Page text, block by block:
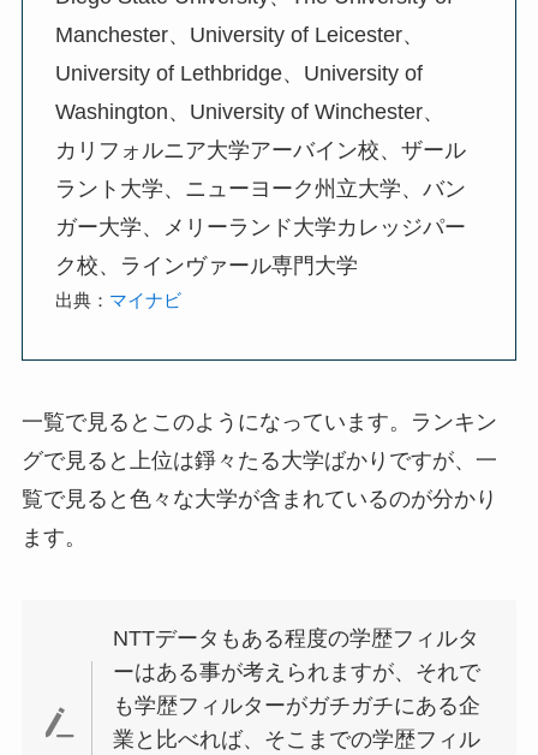
Manchester、University of Leicester、
University of Lethbridge、University of
Washington、University of Winchester、
カリフォルニア大学アーバイン校、ザール
ラント大学、ニューヨーク州立大学、バン
ガー大学、メリーランド大学カレッジパー
ク校、ラインヴァール専門大学
出典： マイナビ
一覧で見るとこのようになっています。ランキン
グで見ると上位は錚々たる大学ばかりですが、一
覧で見ると色々な大学が含まれているのが分かり
ます。
NTTデータもある程度の学歴フィルタ
ーはある事が考えられますが、それで
も学歴フィルターがガチガチにある企
業と比べれば、そこまでの学歴フィル